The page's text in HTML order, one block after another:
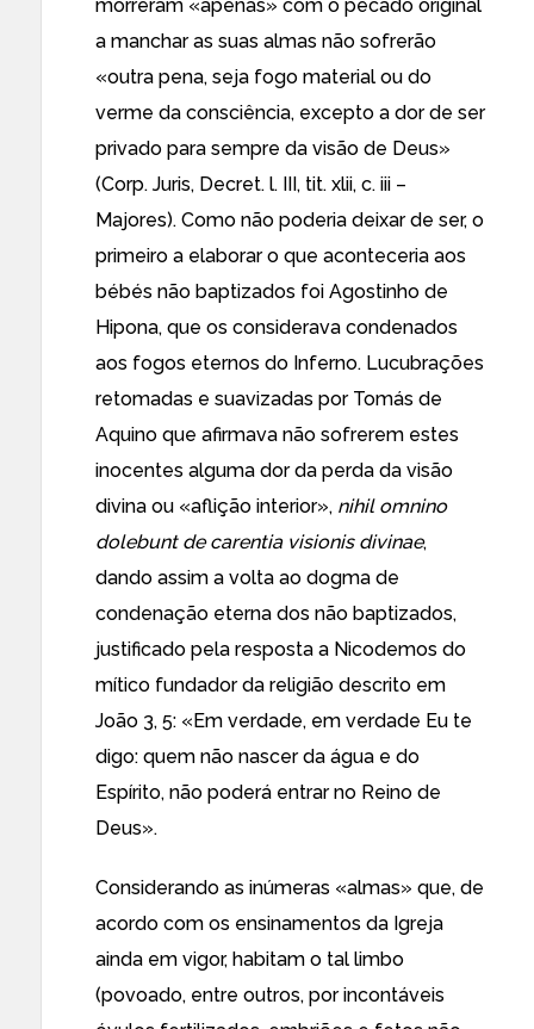
morreram «apenas» com o pecado original
a manchar as suas almas não sofrerão
«outra pena, seja fogo material ou do
verme da consciência, excepto a dor de ser
privado para sempre da visão de Deus»
(Corp. Juris, Decret. l. III, tit. xlii, c. iii –
Majores). Como não poderia deixar de ser, o
primeiro a elaborar o que aconteceria aos
bébés não baptizados foi Agostinho de
Hipona, que os considerava condenados
aos fogos eternos do Inferno. Lucubrações
retomadas e suavizadas por Tomás de
Aquino que afirmava não sofrerem estes
inocentes alguma dor da perda da visão
divina ou «aflição interior», nihil omnino
dolebunt de carentia visionis divinae,
dando assim a volta ao dogma de
condenação eterna dos não baptizados,
justificado pela resposta a Nicodemos do
mítico fundador da religião descrito em
João 3, 5: «Em verdade, em verdade Eu te
digo: quem não nascer da água e do
Espírito, não poderá entrar no Reino de
Deus».
Considerando as inúmeras «almas» que, de
acordo com os ensinamentos da Igreja
ainda em vigor, habitam o tal limbo
(povoado, entre outros, por incontáveis